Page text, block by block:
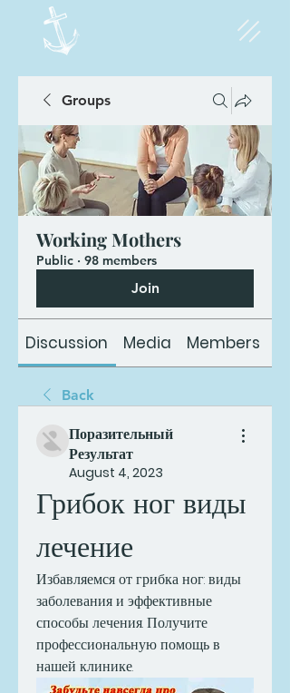
Groups
Working Mothers
Public · 98 members
Join
Discussion Media Members
Back
Поразительный
Результат
August 4, 2023
Грибок ног виды
лечение
Избавляемся от грибка ног: виды
заболевания и эффективные
способы лечения. Получите
профессиональную помощь в
нашей клинике.